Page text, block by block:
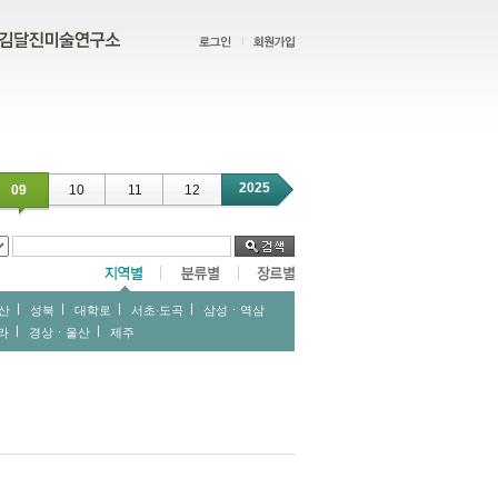
09 10 11 12 2025
성북 대학로 서초∙도곡
삼성ㆍ역삼
경상ㆍ울산 제주